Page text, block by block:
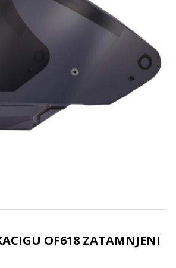
Prijava
Zaboravljena lozinka?
OF618 ZATAMNJENI